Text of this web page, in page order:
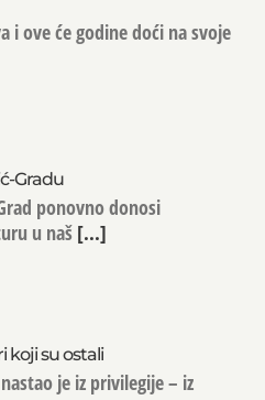
ove će godine doći na svoje
Gradu
ponovno donosi
u naš [...]
koji su ostali
je iz privilegije – iz